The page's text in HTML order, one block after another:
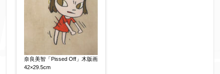
り暗号化して送信されます。
奈良美智「Pissed Off」木版画
42×29.5cm